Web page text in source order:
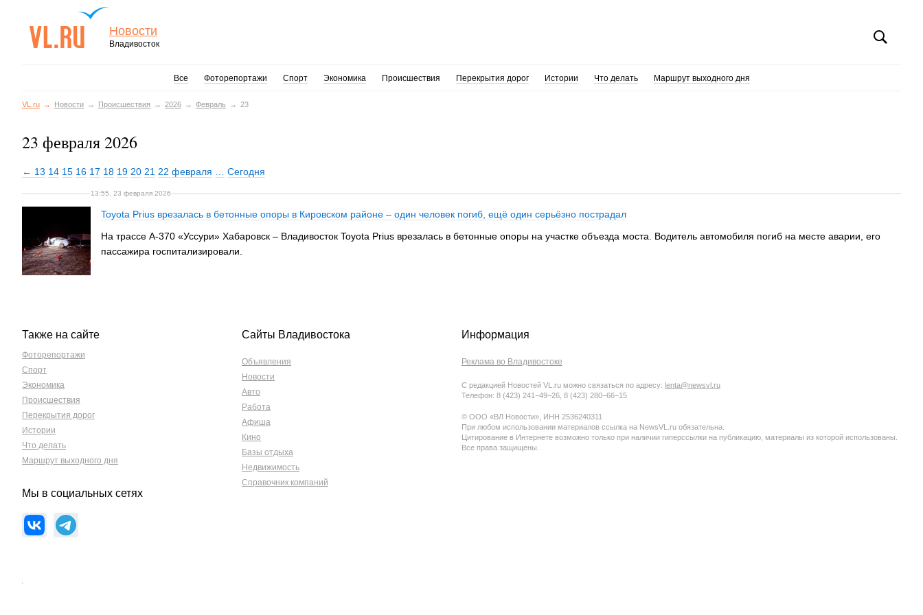
Новости
Владивосток
Все Фоторепортажи Спорт Экономика Происшествия Перекрытия дорог Истории Что делать Маршрут выходного дня
VL.ru Новости Происшествия 2026 Февраль 23
23 февраля 2026
← 13 14 15 16 17 18 19 20 21 22 февраля Сегодня
13:55, 23 февраля 2026
Toyota Prius врезалась в бетонные опоры в Кировском районе – один человек погиб, ещё один серьёзно пострадал
На трассе А-370 «Уссури» Хабаровск – Владивосток Toyota Prius врезалась в бетонные опоры на участке объезда моста. Водитель автомобиля погиб на месте аварии, его
пассажира госпитализировали.
Также на сайте
Фоторепортажи
Спорт
Экономика
Происшествия
Перекрытия дорог
Истории
Что делать
Маршрут выходного дня
Мы в социальных сетях
Сайты Владивостока
Объявления
Новости
Авто
Работа
Афиша
Кино
Базы отдыха
Недвижимость
Справочник компаний
Информация
Реклама во Владивостоке
С редакцией Новостей VL.ru можно связаться по адресу: lenta@newsvl.ru
Телефон: 8 (423) 241−49−26, 8 (423) 280−66−15
© ООО «ВЛ Новости», ИНН 2536240311
При любом использовании материалов ссылка на NewsVL.ru обязательна.
Цитирование в Интернете возможно только при наличии гиперссылки на публикацию, материалы из которой использованы.
Все права защищены.